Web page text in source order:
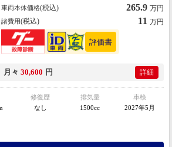
車両本体価格(税込) 265.9 万円
諸費用(税込) 11 万円
月々 30,600 円 詳細
修復歴
なし
排気量
1500cc
車検
2027年5月